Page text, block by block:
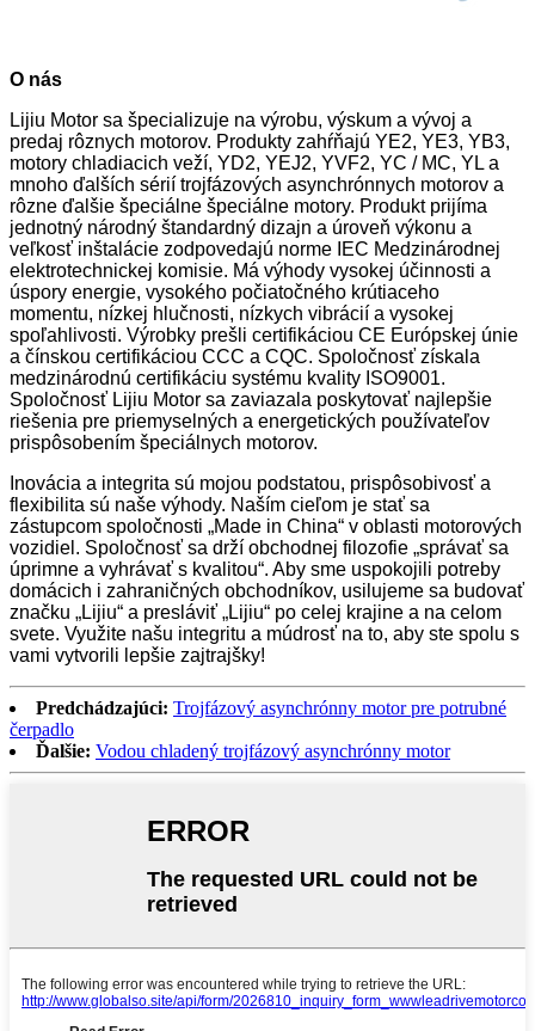
O nás
Lijiu Motor sa špecializuje na výrobu, výskum a vývoj a
predaj rôznych motorov. Produkty zahŕňajú YE2, YE3, YB3,
motory chladiacich veží, YD2, YEJ2, YVF2, YC / MC, YL a
mnoho ďalších sérií trojfázových asynchrónnych motorov a
rôzne ďalšie špeciálne špeciálne motory. Produkt prijíma
jednotný národný štandardný dizajn a úroveň výkonu a
veľkosť inštalácie zodpovedajú norme IEC Medzinárodnej
elektrotechnickej komisie. Má výhody vysokej účinnosti a
úspory energie, vysokého počiatočného krútiaceho
momentu, nízkej hlučnosti, nízkych vibrácií a vysokej
spoľahlivosti. Výrobky prešli certifikáciou CE Európskej únie
a čínskou certifikáciou CCC a CQC. Spoločnosť získala
medzinárodnú certifikáciu systému kvality ISO9001.
Spoločnosť Lijiu Motor sa zaviazala poskytovať najlepšie
riešenia pre priemyselných a energetických používateľov
prispôsobením špeciálnych motorov.
Inovácia a integrita sú mojou podstatou, prispôsobivosť a
flexibilita sú naše výhody. Naším cieľom je stať sa
zástupcom spoločnosti „Made in China“ v oblasti motorových
vozidiel. Spoločnosť sa drží obchodnej filozofie „správať sa
úprimne a vyhrávať s kvalitou“. Aby sme uspokojili potreby
domácich i zahraničných obchodníkov, usilujeme sa budovať
značku „Lijiu“ a presláviť „Lijiu“ po celej krajine a na celom
svete. Využite našu integritu a múdrosť na to, aby ste spolu s
vami vytvorili lepšie zajtrajšky!
Predchádzajúci: Trojfázový asynchrónny motor pre potrubné
čerpadlo
Ďalšie: Vodou chladený trojfázový asynchrónny motor